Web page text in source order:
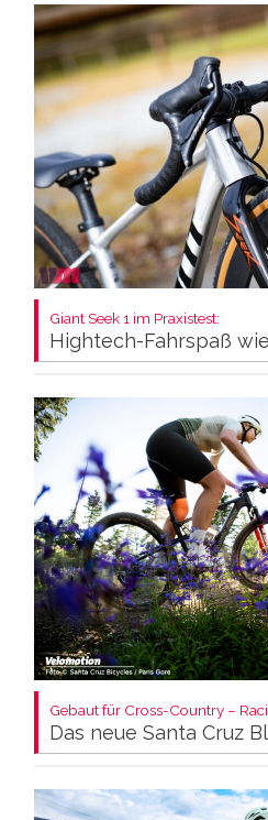
Giant Seek 1 im Praxistest:
Hightech-Fahrspaß
Gebaut für Cross-Country –
Das neue Santa Cruz